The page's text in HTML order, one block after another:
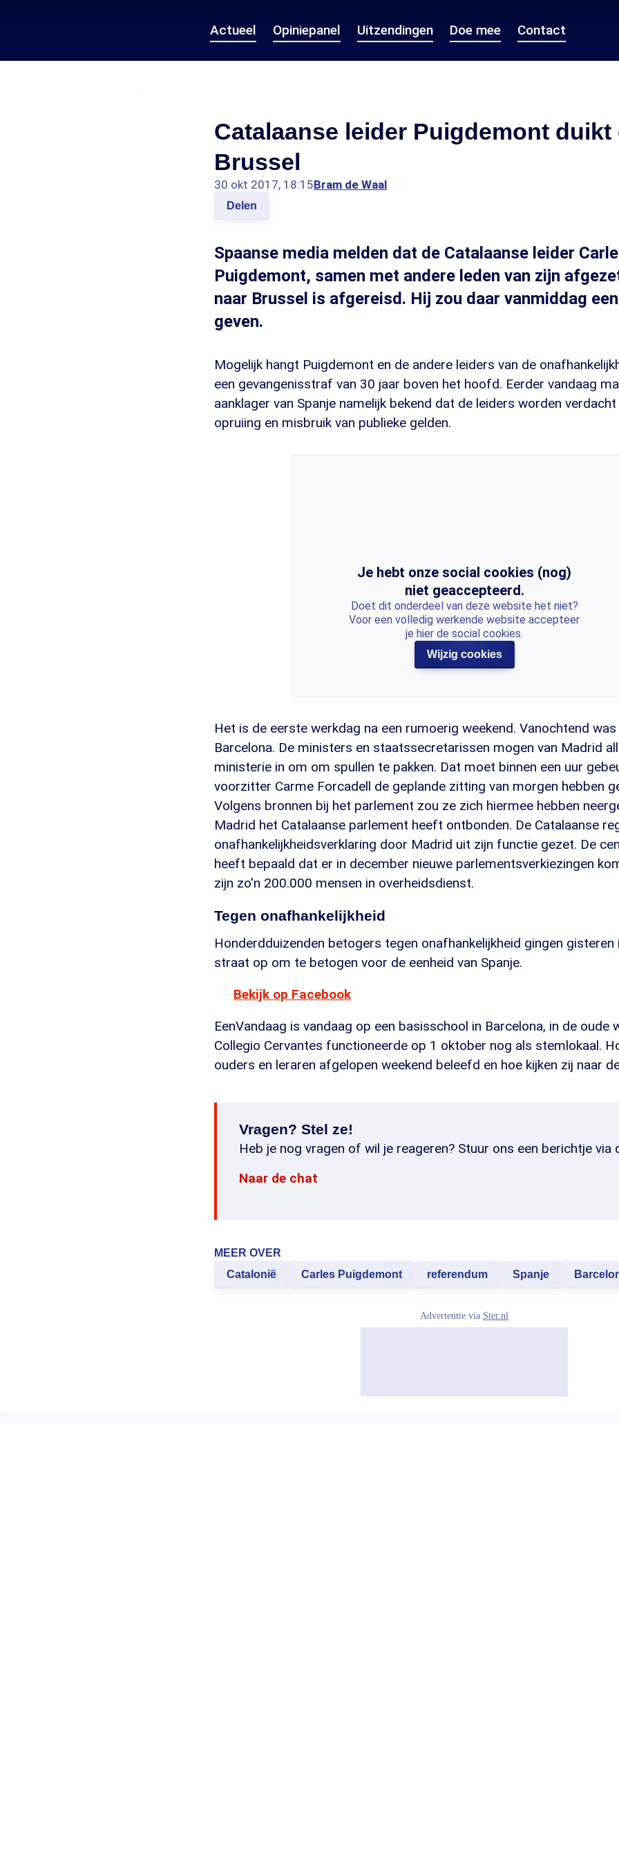
Actueel Opiniepanel Uitzendingen Doe mee Contact
Catalaanse leider Puigdemont duikt
Brussel
30 okt 2017, 18:15Bram de Waal
Delen
Spaanse media melden dat de Catalaanse leider
Puigdemont, samen met andere leden van zijn
naar Brussel is afgereisd. Hij zou daar vanmiddag
geven.
Mogelijk hangt Puigdemont en de andere leiders van de
een gevangenisstraf van 30 jaar boven het hoofd. Eerder vandaag
aanklager van Spanje namelijk bekend dat de leiders worden verdacht
opruiing en misbruik van publieke gelden.
Je hebt onze social cookies (nog)
niet geaccepteerd.
Doet dit onderdeel van deze website het niet?
Voor een volledig werkende website accepteer
je hier de social cookies.
Wijzig cookies
Het is de eerste werkdag na een rumoerig weekend. Vanochtend
Barcelona. De ministers en staatssecretarissen mogen van Madrid
ministerie in om om spullen te pakken. Dat moet binnen een uur
voorzitter Carme Forcadell de geplande zitting van morgen hebben
Volgens bronnen bij het parlement zou ze zich hiermee hebben
Madrid het Catalaanse parlement heeft ontbonden. De Catalaanse
onafhankelijkheidsverklaring door Madrid uit zijn functie gezet. De
heeft bepaald dat er in december nieuwe parlementsverkiezingen
zijn zo'n 200.000 mensen in overheidsdienst.
Tegen onafhankelijkheid
Honderdduizenden betogers tegen onafhankelijkheid gingen gisteren
straat op om te betogen voor de eenheid van Spanje.
Bekijk op Facebook
EenVandaag is vandaag op een basisschool in Barcelona, in de oude
Collegio Cervantes functioneerde op 1 oktober nog als stemlokaal.
ouders en leraren afgelopen weekend beleefd en hoe kijken zij naar
Vragen? Stel ze!
Heb je nog vragen of wil je reageren? Stuur ons een berichtje via
Naar de chat
MEER OVER
Catalonië
Carles Puigdemont referendum Spanje
Advertentie via Ster.nl